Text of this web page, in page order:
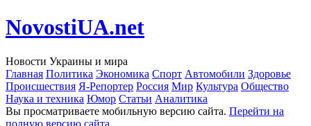
NovostiUA.net
Новости Украины и мира
Главная Политика Экономика Спорт Автомобили Здоровье
Происшествия Я-Репортер Россия Мир Культура Общество
Наука и техника Юмор Статьи Аналитика
Вы просматриваете мобильную версию сайта. Перейти на
полную версию сайта